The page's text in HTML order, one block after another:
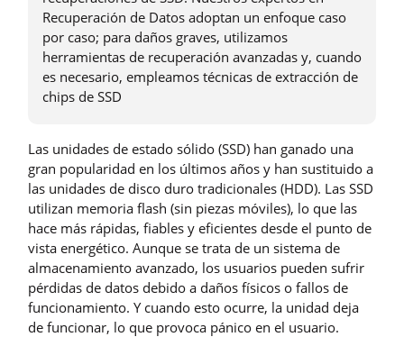
Recuperación de Datos adoptan un enfoque caso
por caso; para daños graves, utilizamos
herramientas de recuperación avanzadas y, cuando
es necesario, empleamos técnicas de extracción de
chips de SSD
Las unidades de estado sólido (SSD) han ganado una
gran popularidad en los últimos años y han sustituido a
las unidades de disco duro tradicionales (HDD). Las SSD
utilizan memoria flash (sin piezas móviles), lo que las
hace más rápidas, fiables y eficientes desde el punto de
vista energético. Aunque se trata de un sistema de
almacenamiento avanzado, los usuarios pueden sufrir
pérdidas de datos debido a daños físicos o fallos de
funcionamiento. Y cuando esto ocurre, la unidad deja
de funcionar, lo que provoca pánico en el usuario.